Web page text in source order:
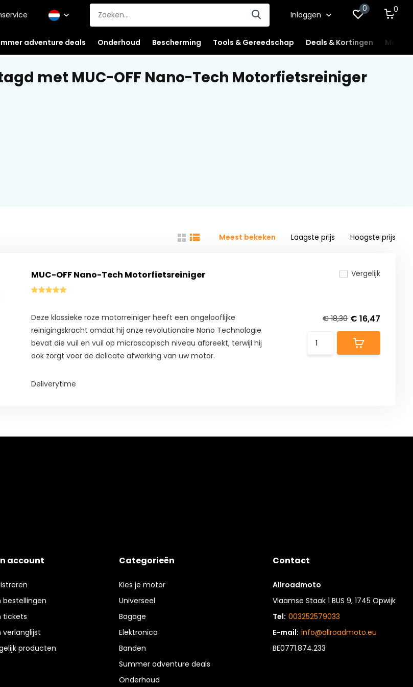
Inloggen
0 0
adventure deals Onderhoud Bescherming Tools & Gereedschap Deals & Kortingen
met MUC-OFF Nano-Tech Motorfietsreiniger
Meest bekeken Laagste prijs Hoogste prijs
MUC-OFF Nano-Tech Motorfietsreiniger
Deze klassieke roze motorreiniger heeft een ongelooflijke
reinigingskracht omdat hij onze revolutionaire Nano Technologie
bevat die vuil en vuil op microscopisch niveau afbreekt, terwijl hij
ook zorgt voor de delicate afwerking van uw motor.
Deliverytime
Vergelijk
€ 18,30 € 16,47
account
bestellingen
tickets
verlanglijst
producten
Categorieën
Kies je motor
Universeel
Bagage
Elektronica
Banden
Summer adventure deals
Onderhoud
Contact
Allroadmoto
Vlaamse Staak 1 BUS 9, 1745 Opwijk
Tel: 003252579033
E-mail: info@allroadmoto.eu
BE0771.874.233